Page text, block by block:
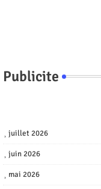
Publicite
juillet 2026
juin 2026
mai 2026